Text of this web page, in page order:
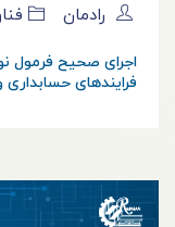
رادمان
اجرای صحیح فرمول
فرایندهای حسابداری